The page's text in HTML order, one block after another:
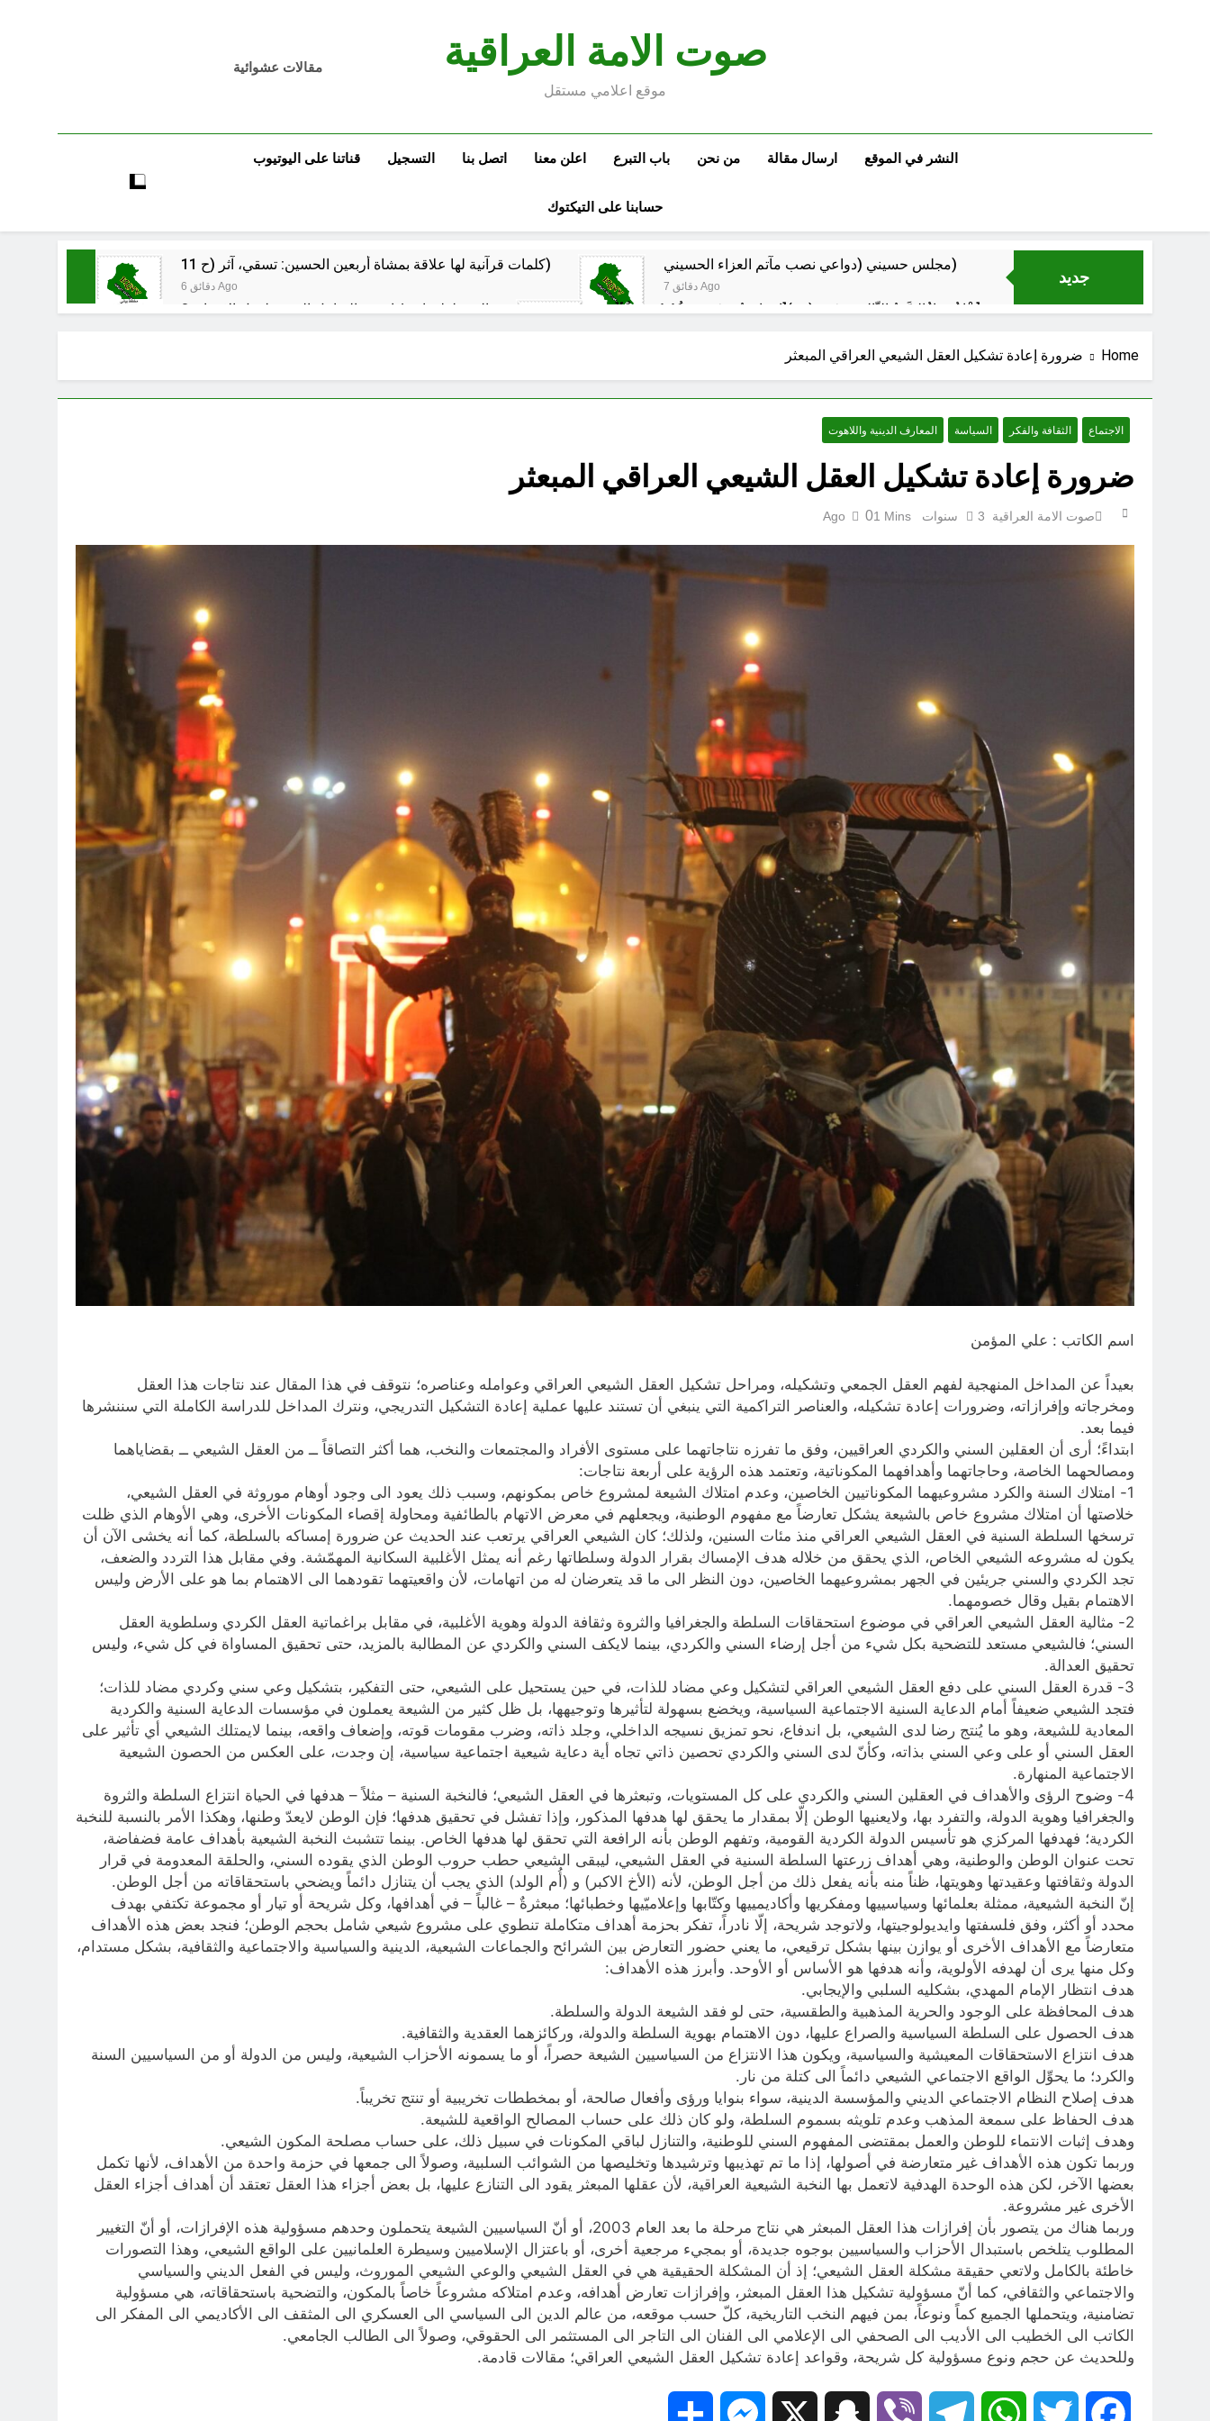
صوت الامة العراقية
موقع اعلامي مستقل
مقالات عشوائية
النشر في الموقع ارسال مقالة من نحن باب التبرع اعلن معنا اتصل بنا التسجيل قناتنا على اليوتيوب
حسابنا على التيكتوك
جديد
كلمات قرآنية لها علاقة بمشاة أربعين الحسين: تسقي، آثر (ح 11)
6 دقائق Ago
مجلس حسيني (دواعي نصب مآتم العزاء الحسيني)
7 دقائق Ago
المخطط بياني / اسس التعامل المنجز لعقل الانسان ؟ عْاشُورْاءُالسَّنَةُ الثَّالِثةَ عشَرَة(٢٢)[إِنتفاضةُ صفَر…تمرُّدٌ حُسَينيٌّ][ب]
الظلم والظلام والمادة المظلمة ‏نحو ترميم البيت العراقي‏ … حوار في الاصلاح الديني‏(الحلقة الاولى)‏
ازمة العلم العراقي.. ليست ازمة فقدان الوطنية عند العراقيين.. بل (ازمة فقدان الوطنية بالعلم نفسه) نركز على فئة الأغلبية (لا ترفع العلم
Home ضرورة إعادة تشكيل العقل الشيعي العراقي المبعثر
الاجتماع الثقافة والفكر السياسة المعارف الدينية واللاهوت
ضرورة إعادة تشكيل العقل الشيعي العراقي المبعثر
صوت الامة العراقية 3 سنوات Ago 01 Mins
اسم الكاتب : علي المؤمن
بعيداً عن المداخل المنهجية لفهم العقل الجمعي وتشكيله، ومراحل تشكيل العقل الشيعي العراقي وعوامله وعناصره؛ نتوقف في هذا المقال عند نتاجات هذا العقل
ومخرجاته وإفرازاته، وضرورات إعادة تشكيله، والعناصر التراكمية التي ينبغي أن تستند عليها عملية إعادة التشكيل التدريجي، ونترك المداخل للدراسة الكاملة التي سننشرها
فيما بعد.
ابتداءً؛ أرى أن العقلين السني والكردي العراقيين، وفق ما تفرزه نتاجاتهما على مستوى الأفراد والمجتمعات والنخب، هما أكثر التصاقاً ــ من العقل الشيعي ــ بقضاياهما
ومصالحهما الخاصة، وحاجاتهما وأهدافهما المكوناتية، وتعتمد هذه الرؤية على أربعة نتاجات:
1- امتلاك السنة والكرد مشروعيهما المكوناتيين الخاصين، وعدم امتلاك الشيعة لمشروع خاص بمكونهم، وسبب ذلك يعود الى وجود أوهام موروثة في العقل الشيعي،
خلاصتها أن امتلاك مشروع خاص بالشيعة يشكل تعارضاً مع مفهوم الوطنية، ويجعلهم في معرض الاتهام بالطائفية ومحاولة إقصاء المكونات الأخرى، وهي الأوهام الذي ظلت
ترسخها السلطة السنية في العقل الشيعي العراقي منذ مئات السنين، ولذلك؛ كان الشيعي العراقي يرتعب عند الحديث عن ضرورة إمساكه بالسلطة، كما أنه يخشى الآن أن
يكون له مشروعه الشيعي الخاص، الذي يحقق من خلاله هدف الإمساك بقرار الدولة وسلطاتها رغم أنه يمثل الأغلبية السكانية المهمّشة. وفي مقابل هذا التردد والضعف،
تجد الكردي والسني جريئين في الجهر بمشروعيهما الخاصين، دون النظر الى ما قد يتعرضان له من اتهامات، لأن واقعيتهما تقودهما الى الاهتمام بما هو على الأرض وليس
الاهتمام بقيل وقال خصومهما.
2- مثالية العقل الشيعي العراقي في موضوع استحقاقات السلطة والجغرافيا والثروة وثقافة الدولة وهوية الأغلبية، في مقابل براغماتية العقل الكردي وسلطوية العقل
السني؛ فالشيعي مستعد للتضحية بكل شيء من أجل إرضاء السني والكردي، بينما لايكف السني والكردي عن المطالبة بالمزيد، حتى تحقيق المساواة في كل شيء، وليس
تحقيق العدالة.
3- قدرة العقل السني على دفع العقل الشيعي العراقي لتشكيل وعي مضاد للذات، في حين يستحيل على الشيعي، حتى التفكير، بتشكيل وعي سني وكردي مضاد للذات؛
فتجد الشيعي ضعيفاً أمام الدعاية السنية الاجتماعية السياسية، ويخضع بسهولة لتأثيرها وتوجيهها، بل ظل كثير من الشيعة يعملون في مؤسسات الدعاية السنية والكردية
المعادية للشيعة، وهو ما يُنتج رضا لدى الشيعي، بل اندفاع، نحو تمزيق نسيجه الداخلي، وجلد ذاته، وضرب مقومات قوته، وإضعاف واقعه، بينما لايمتلك الشيعي أي تأثير على
العقل السني أو على وعي السني بذاته، وكأنّ لدى السني والكردي تحصين ذاتي تجاه أية دعاية شيعية اجتماعية سياسية، إن وجدت، على العكس من الحصون الشيعية
الاجتماعية المنهارة.
4- وضوح الرؤى والأهداف في العقلين السني والكردي على كل المستويات، وتبعثرها في العقل الشيعي؛ فالنخبة السنية – مثلاً – هدفها في الحياة انتزاع السلطة والثروة
والجغرافيا وهوية الدولة، والتفرد بها، ولايعنيها الوطن إلّا بمقدار ما يحقق لها هدفها المذكور، وإذا تفشل في تحقيق هدفها؛ فإن الوطن لايعدّ وطنها، وهكذا الأمر بالنسبة للنخبة
الكردية؛ فهدفها المركزي هو تأسيس الدولة الكردية القومية، وتفهم الوطن بأنه الرافعة التي تحقق لها هدفها الخاص. بينما تتشبث النخبة الشيعية بأهداف عامة فضفاضة،
تحت عنوان الوطن والوطنية، وهي أهداف زرعتها السلطة السنية في العقل الشيعي، ليبقى الشيعي حطب حروب الوطن الذي يقوده السني، والحلقة المعدومة في قرار
الدولة وثقافتها وعقيدتها وهويتها، ظناً منه بأنه يفعل ذلك من أجل الوطن، لأنه (الأخ الاكبر) و (أُم الولد) الذي يجب أن يتنازل دائماً ويضحي باستحقاقاته من أجل الوطن.
إنّ النخبة الشيعية، ممثلة بعلمائها وسياسييها ومفكريها وأكاديمييها وكتّابها وإعلاميّيها وخطبائها؛ مبعثرةٌ – غالباً – في أهدافها، وكل شريحة أو تيار أو مجموعة تكتفي بهدف
محدد أو أكثر، وفق فلسفتها وايديولوجيتها، ولاتوجد شريحة، إلّا نادراً، تفكر بحزمة أهداف متكاملة تنطوي على مشروع شيعي شامل بحجم الوطن؛ فنجد بعض هذه الأهداف
متعارضاً مع الأهداف الأخرى أو يوازن بينها بشكل ترقيعي، ما يعني حضور التعارض بين الشرائح والجماعات الشيعية، الدينية والسياسية والاجتماعية والثقافية، بشكل مستدام،
وكل منها يرى أن لهدفه الأولوية، وأنه هدفها هو الأساس أو الأوحد. وأبرز هذه الأهداف:
هدف انتظار الإمام المهدي، بشكليه السلبي والإيجابي.
هدف المحافظة على الوجود والحرية المذهبية والطقسية، حتى لو فقد الشيعة الدولة والسلطة.
هدف الحصول على السلطة السياسية والصراع عليها، دون الاهتمام بهوية السلطة والدولة، وركائزهما العقدية والثقافية.
هدف انتزاع الاستحقاقات المعيشية والسياسية، ويكون هذا الانتزاع من السياسيين الشيعة حصراً، أو ما يسمونه الأحزاب الشيعية، وليس من الدولة أو من السياسيين السنة
والكرد؛ ما يحوِّل الواقع الاجتماعي الشيعي دائماً الى كتلة من نار.
هدف إصلاح النظام الاجتماعي الديني والمؤسسة الدينية، سواء بنوايا ورؤى وأفعال صالحة، أو بمخططات تخريبية أو تنتج تخريباً.
هدف الحفاظ على سمعة المذهب وعدم تلويثه بسموم السلطة، ولو كان ذلك على حساب المصالح الواقعية للشيعة.
وهدف إثبات الانتماء للوطن والعمل بمقتضى المفهوم السني للوطنية، والتنازل لباقي المكونات في سبيل ذلك، على حساب مصلحة المكون الشيعي.
وربما تكون هذه الأهداف غير متعارضة في أصولها، إذا ما تم تهذيبها وترشيدها وتخليصها من الشوائب السلبية، وصولاً الى جمعها في حزمة واحدة من الأهداف، لأنها تكمل
بعضها الآخر، لكن هذه الوحدة الهدفية لاتعمل بها النخبة الشيعية العراقية، لأن عقلها المبعثر يقود الى التنازع عليها، بل بعض أجزاء هذا العقل تعتقد أن أهداف أجزاء العقل
الأخرى غير مشروعة.
وربما هناك من يتصور بأن إفرازات هذا العقل المبعثر هي نتاج مرحلة ما بعد العام 2003، أو أنّ السياسيين الشيعة يتحملون وحدهم مسؤولية هذه الإفرازات، أو أنّ التغيير
المطلوب يتلخص باستبدال الأحزاب والسياسيين بوجوه جديدة، أو بمجيء مرجعية أخرى، أو باعتزال الإسلاميين وسيطرة العلمانيين على الواقع الشيعي، وهذا التصورات
خاطئة بالكامل ولاتعي حقيقة مشكلة العقل الشيعي؛ إذ أن المشكلة الحقيقية هي في العقل الشيعي والوعي الشيعي الموروث، وليس في الفعل الديني والسياسي
والاجتماعي والثقافي، كما أنّ مسؤولية تشكيل هذا العقل المبعثر، وإفرازات تعارض أهدافه، وعدم امتلاكه مشروعاً خاصاً بالمكون، والتضحية باستحقاقاته، هي مسؤولية
تضامنية، ويتحملها الجميع كماً ونوعاً، بمن فيهم النخب التاريخية، كلّ حسب موقعه، من عالم الدين الى السياسي الى العسكري الى المثقف الى الأكاديمي الى المفكر الى
الكاتب الى الخطيب الى الأديب الى الصحفي الى الإعلامي الى الفنان الى التاجر الى المستثمر الى الحقوقي، وصولاً الى الطالب الجامعي.
وللحديث عن حجم ونوع مسؤولية كل شريحة، وقواعد إعادة تشكيل العقل الشيعي العراقي؛ مقالات قادمة.
Facebook
Twitter
WhatsApp
Telegram
Viber
Snapchat
Messenger